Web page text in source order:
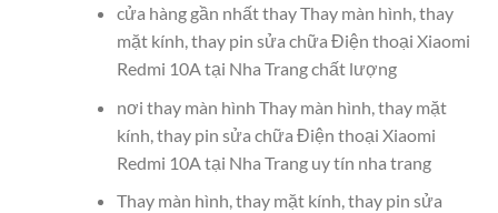
cửa hàng gần nhất thay Thay màn hình, thay
mặt kính, thay pin sửa chữa Điện thoại Xiaomi
Redmi 10A tại Nha Trang chất lượng
nơi thay màn hình Thay màn hình, thay mặt
kính, thay pin sửa chữa Điện thoại Xiaomi
Redmi 10A tại Nha Trang uy tín nha trang
Thay màn hình, thay mặt kính, thay pin sửa